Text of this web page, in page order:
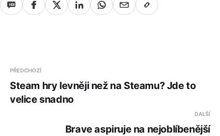
PŘEDCHOZÍ
Steam hry levněji než na Steamu? Jde to
velice snadno
DALŠÍ
Brave aspiruje na nejoblíbenější